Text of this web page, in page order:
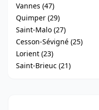
Vannes (47)
Quimper (29)
Saint-Malo (27)
Cesson-Sévigné (25)
Lorient (23)
Saint-Brieuc (21)